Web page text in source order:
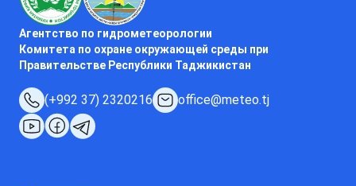
Агентство по гидрометеорологии
Комитета по охране окружающей среды при
Правительстве Республики Таджикистан
(+992 37) 2320216 office@meteo.tj